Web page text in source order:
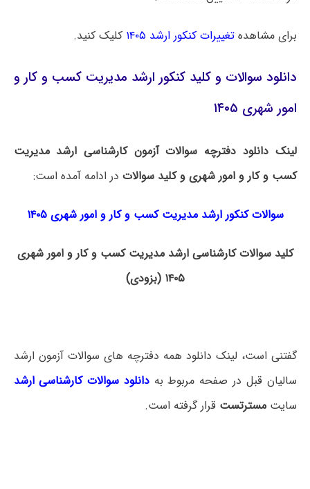
برای مشاهدهتغییرات کنکور ارشد ۱۴۰۵ کلیک کنید.
دانلود سوالات و کلید کنکور ارشد مدیریت کسب و کار و
امور شهری ۱۴۰۵
لینک دانلود دفترچه سوالات آزمون کارشناسی ارشد مدیریت
کسب و کار و امور شهری و کلید سوالات در ادامه آمده است:
سوالات کنکور ارشد مدیریت کسب و کار و امور شهری ۱۴۰۵
کلید سوالات کارشناسی ارشد مدیریت کسب و کار و امور شهری
۱۴۰۵ (بزودی)
گفتنی است، لینک دانلود همه دفترچه های سوالات آزمون ارشد
سالیان قبل در صفحه مربوط بهدانلود سوالات کارشناسی ارشد
سایتمسترتست قرار گرفته است.